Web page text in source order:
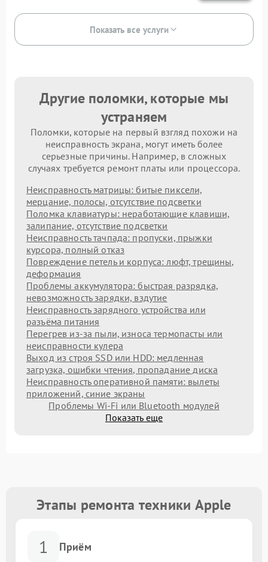
Показать все услуги
Другие поломки, которые мы
устраняем
Поломки, которые на первый взгляд похожи на
неисправность экрана, могут иметь более
серьезные причины. Например, в сложных
случаях требуется ремонт платы или процессора.
Неисправность матрицы: битые пиксели,
мерцание, полосы, отсутствие подсветки
Поломка клавиатуры: неработающие клавиши,
залипание, отсутствие подсветки
Неисправность тачпада: пропуски, прыжки
курсора, полный отказ
Повреждение петель и корпуса: люфт, трещины,
деформация
Проблемы аккумулятора: быстрая разрядка,
невозможность зарядки, вздутие
Неисправность зарядного устройства или
разъёма питания
Перегрев из‑за пыли, износа термопасты или
неисправности кулера
Выход из строя SSD или HDD: медленная
загрузка, ошибки чтения, пропадание диска
Неисправность оперативной памяти: вылеты
приложений, синие экраны
Проблемы Wi‑Fi или Bluetooth модулей
Показать еще
Этапы ремонта техники Apple
1 Приём